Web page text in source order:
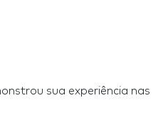
sua experiência nas